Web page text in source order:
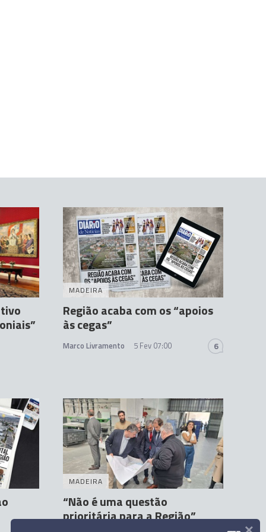
MADEIRA
Região acaba com os “apoios
às cegas”
Marco Livramento 5 Fev 07:00 6
MADEIRA
“Não é uma questão
prioritária para a Região”